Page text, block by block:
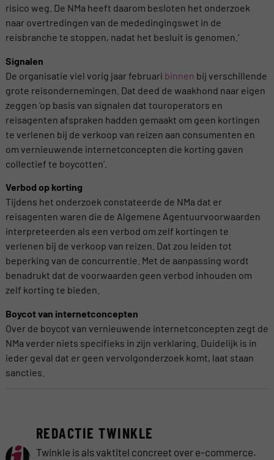
risico weg. De NMa heeft daarom besloten het onderzoek
naar overtredingen van de mededingingswet in de
reisbranche te stoppen, nadat het besluit is genomen.’
Signalen
De organisatie viel vorig jaar februari binnen bij verschillende
grote reisondernemingen. Dat deed de waakhond naar eigen
zeggen ‘op basis van signalen dat touroperators en
reisagenten afspraken hadden gemaakt om geen kortingen
te verlenen bij de verkoop van reizen aan consumenten en
om vernieuwende internetconcepten die korting gaven
collectief te boycotten’.
Verbod op korting
Tijdens het onderzoek constateerde de NMa dat er
reisagenten waren die de Algemene Agentuurvoorwaarden
interpreteerden als een verbod om zelf kortingen te
verlenen bij de verkoop van reizen. Dat zou leiden tot
beperking van de concurrentie. Met de aanpassing wordt
benadrukt dat de voorwaarden geen verbod inhouden om
zelf korting te bieden.
Boycot van internetconcepten
Over de boycot van vernieuwende internetconcepten zegt de
NMa verder niets specifieks in zijn verklaring. Duidelijk is in
ieder geval dat er geen vervolgonderzoek komt, laat staan
sancties.
REDACTIE TWINKLE
Twinkle is als vaktitel concreet over e-commerce.